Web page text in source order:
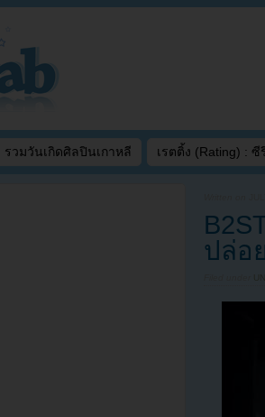
รวมวันเกิดศิลปินเกาหลี เรตติ้ง (Rating) : ซี
ปล่อ